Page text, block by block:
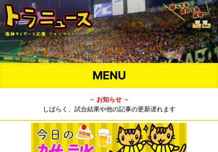
MENU
－ お知らせ －
しばらく、試合結果や他の記事の更新遅れます